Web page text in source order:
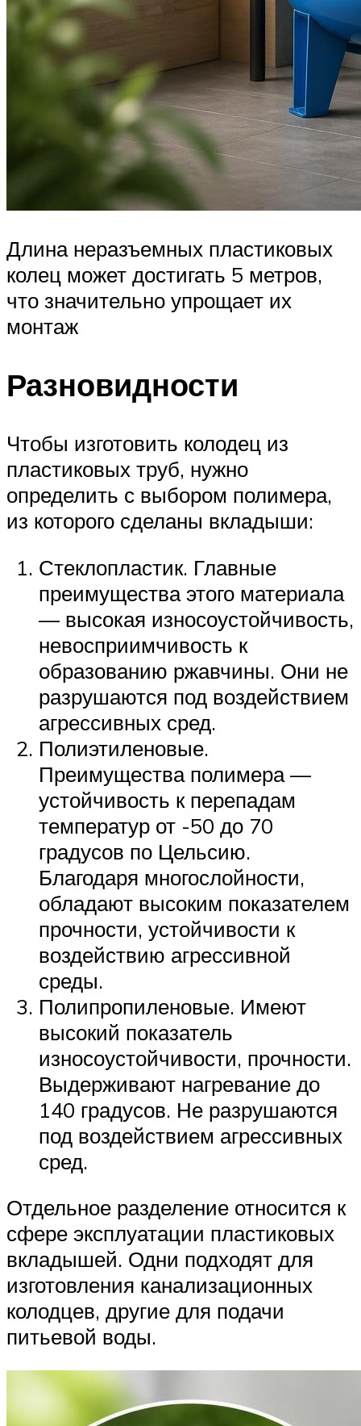
Длина неразъемных пластиковых
колец может достигать 5 метров,
что значительно упрощает их
монтаж
Разновидности
Чтобы изготовить колодец из
пластиковых труб, нужно
определить с выбором полимера,
из которого сделаны вкладыши:
Стеклопластик. Главные
преимущества этого материала
— высокая износоустойчивость,
невосприимчивость к
образованию ржавчины. Они не
разрушаются под воздействием
агрессивных сред.
Полиэтиленовые.
Преимущества полимера —
устойчивость к перепадам
температур от -50 до 70
градусов по Цельсию.
Благодаря многослойности,
обладают высоким показателем
прочности, устойчивости к
воздействию агрессивной
среды.
Полипропиленовые. Имеют
высокий показатель
износоустойчивости, прочности.
Выдерживают нагревание до
140 градусов. Не разрушаются
под воздействием агрессивных
сред.
Отдельное разделение относится к
сфере эксплуатации пластиковых
вкладышей. Одни подходят для
изготовления канализационных
колодцев, другие для подачи
питьевой воды.